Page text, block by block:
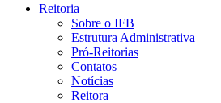
Reitoria
Sobre o IFB
Estrutura Administrativa
Pró-Reitorias
Contatos
Notícias
Reitora